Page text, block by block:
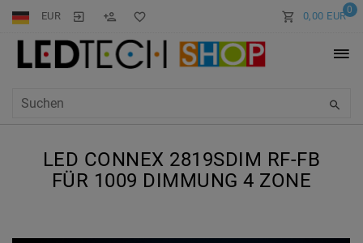
EUR 0
0,00 EUR
LED CONNEX 2819SDIM RF-FB
FÜR 1009 DIMMUNG 4 ZONE